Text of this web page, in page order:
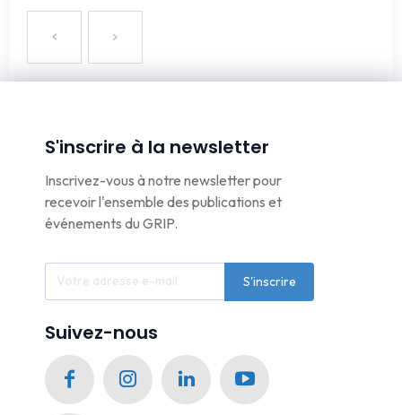
S'inscrire à la newsletter
Inscrivez-vous à notre newsletter pour
recevoir l'ensemble des publications et
événements du GRIP.
S'inscrire
Suivez-nous